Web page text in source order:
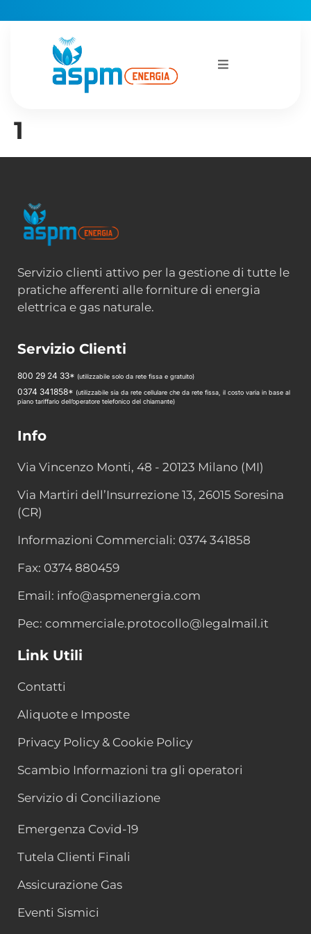
1
Servizio clienti attivo per la gestione di tutte le
pratiche afferenti alle forniture di energia
elettrica e gas naturale.
Servizio Clienti
800 29 24 33* (utilizzabile solo da rete fissa e gratuito)
0374 341858* (utilizzabile sia da rete cellulare che da rete fissa, il costo varia in base al
piano tariffario dell’operatore telefonico del chiamante)
Info
Via Vincenzo Monti, 48 - 20123 Milano (MI)
Via Martiri dell’Insurrezione 13, 26015 Soresina
(CR)
Informazioni Commerciali: 0374 341858
Fax: 0374 880459
Email: info@aspmenergia.com
Pec: commerciale.protocollo@legalmail.it
Link Utili
Contatti
Aliquote e Imposte
Privacy Policy & Cookie Policy
Scambio Informazioni tra gli operatori
Servizio di Conciliazione
Emergenza Covid-19
Tutela Clienti Finali
Assicurazione Gas
Eventi Sismici